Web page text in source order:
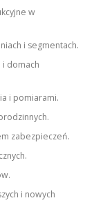
w
i segmentach.
i domach
i pomiarami.
zabezpieczeń.
i nowych